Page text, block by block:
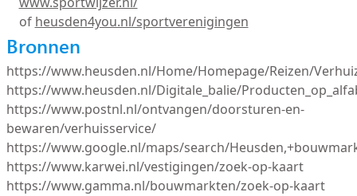
of heusden4you.nl/sportverenigingen
Bronnen
https://www.heusden.nl/Home/Homepage/Reizen/
https://www.heusden.nl/Digitale_balie/
https://www.postnl.nl/ontvangen/doorsturen-en-
bewaren/verhuisservice/
https://www.google.nl/maps/search/
https://www.karwei.nl/vestigingen/zoek-op-kaart
https://www.gamma.nl/bouwmarkten/zoek-op-kaart